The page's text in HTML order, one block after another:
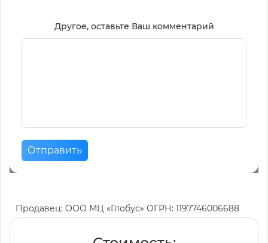
Другое, оставьте Ваш комментарий
Отправить
Продавец: ООО МЦ «Глобус» ОГРН: 1197746006688